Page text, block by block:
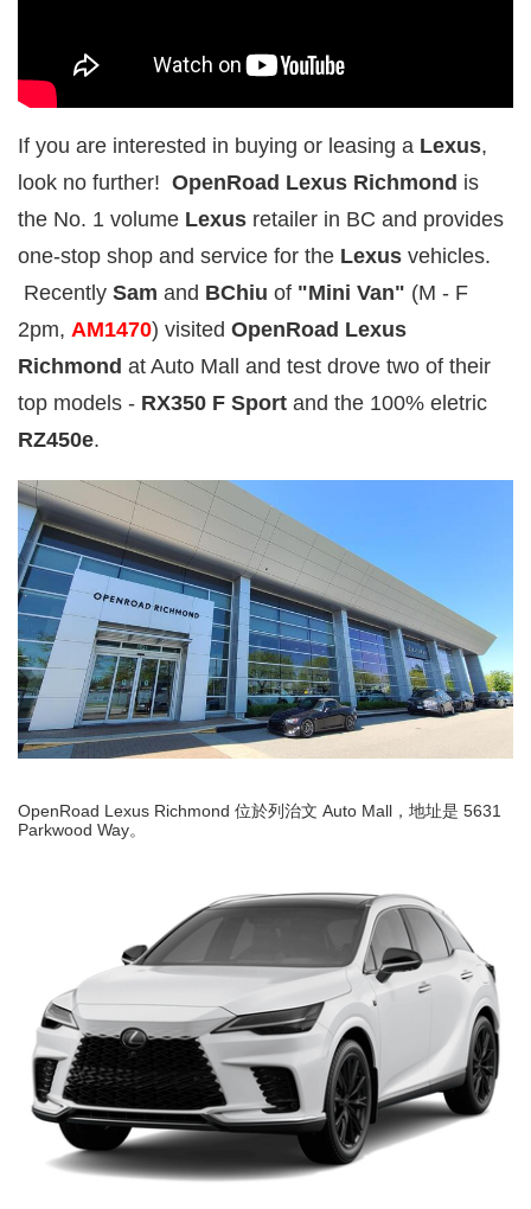
If you are interested in buying or leasing a Lexus,
look no further! OpenRoad Lexus Richmond is
the No. 1 volume Lexus retailer in BC and provides
one-stop shop and service for the Lexus vehicles.
Recently Sam and BChiu of "Mini Van" (M - F
2pm, AM1470) visited OpenRoad Lexus
Richmond at Auto Mall and test drove two of their
top models - RX350 F Sport and the 100% eletric
RZ450e.
OpenRoad Lexus Richmond 位於列治文 Auto Mall，地址是 5631
Parkwood Way。